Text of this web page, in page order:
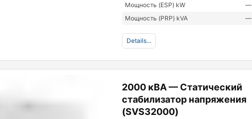
Мощность (ESP) kW
—
Мощность (PRP) kVA
—
Details...
2000 кВА — Статический
стабилизатор напряжения
(SVS32000)